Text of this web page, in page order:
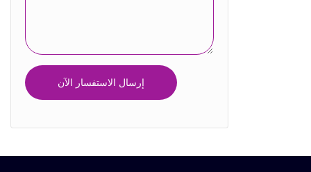
إرسال الاستفسار الآن